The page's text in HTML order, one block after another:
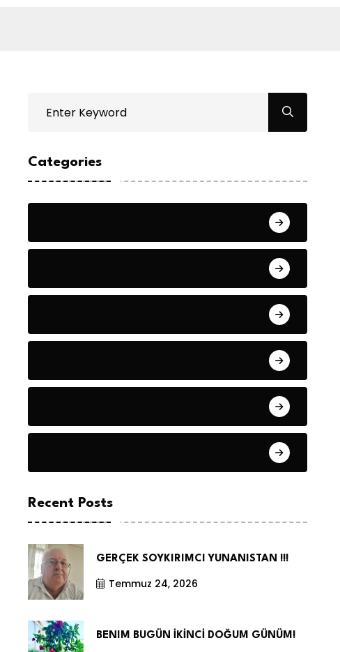
Categories
Recent Posts
GERÇEK SOYKIRIMCI YUNANISTAN !!!
Temmuz 24, 2026
BENIM BUGÜN İKİNCİ DOĞUM GÜNÜM!